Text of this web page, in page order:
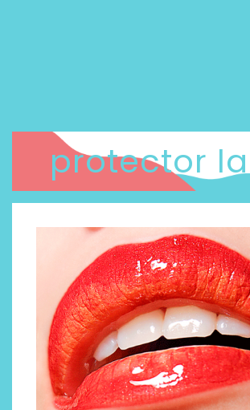
protector